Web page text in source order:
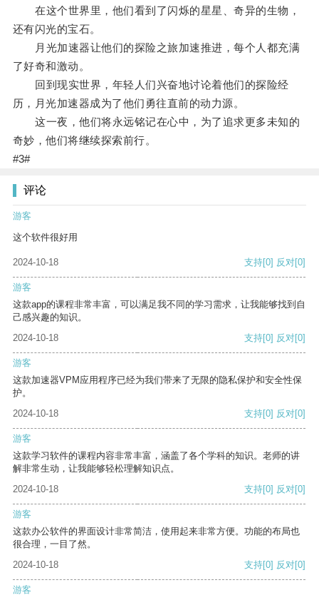
在这个世界里，他们看到了闪烁的星星、奇异的生物，
还有闪光的宝石。
月光加速器让他们的探险之旅加速推进，每个人都充满
了好奇和激动。
回到现实世界，年轻人们兴奋地讨论着他们的探险经
历，月光加速器成为了他们勇往直前的动力源。
这一夜，他们将永远铭记在心中，为了追求更多未知的
奇妙，他们将继续探索前行。
#3#
评论
游客
这个软件很好用
2024-10-18 支持[0] 反对[0]
游客
这款app的课程非常丰富，可以满足我不同的学习需求，让我能够找到自
己感兴趣的知识。
2024-10-18
支持[0] 反对[0]
游客
这款加速器VPM应用程序已经为我们带来了无限的隐私保护和安全性保
护。
2024-10-18
支持[0] 反对[0]
游客
这款学习软件的课程内容非常丰富，涵盖了各个学科的知识。老师的讲
解非常生动，让我能够轻松理解知识点。
2024-10-18
支持[0] 反对[0]
游客
这款办公软件的界面设计非常简洁，使用起来非常方便。功能的布局也
很合理，一目了然。
2024-10-18
支持[0] 反对[0]
游客